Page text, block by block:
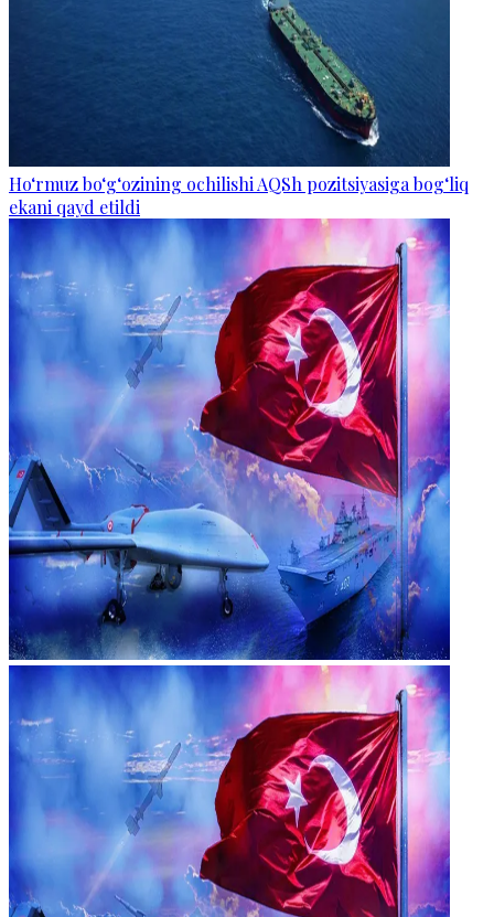
Ho‘rmuz bo‘g‘ozining ochilishi AQSh pozitsiyasiga bog‘liq
ekani qayd etildi